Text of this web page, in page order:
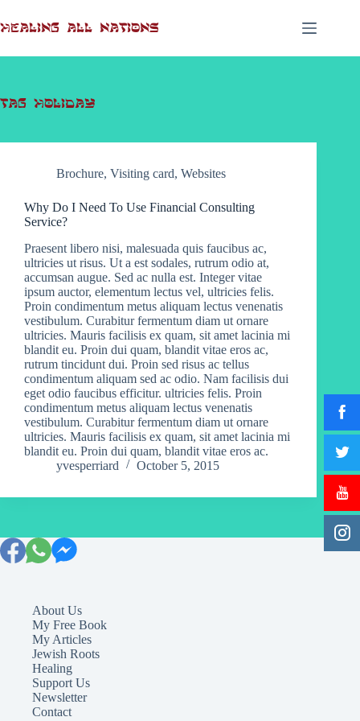
to
content
Healing All Nations
Tag Holiday
Brochure, Visiting card, Websites
Why Do I Need To Use Financial Consulting
Service?
Praesent libero nisi, malesuada quis faucibus ac,
ultricies ut risus. Ut a est sodales, rutrum odio at,
accumsan augue. Sed ac nulla est. Integer vitae
ipsum auctor, elementum lectus vel, ultricies felis.
Proin condimentum metus aliquam lectus venenatis
vestibulum. Curabitur fermentum diam ut ornare
ultricies. Mauris facilisis ex quam, sit amet lacinia mi
blandit eu. Proin dui quam, blandit vitae eros ac,
rutrum tincidunt dui. Proin sed risus ac tellus
condimentum aliquam sed ac odio. Nam facilisis dui
eget odio faucibus efficitur. ultricies felis. Proin
condimentum metus aliquam lectus venenatis
vestibulum. Curabitur fermentum diam ut ornare
ultricies. Mauris facilisis ex quam, sit amet lacinia mi
blandit eu. Proin dui quam, blandit vitae eros ac.
yvesperriard
October 5, 2015
About Us
My Free Book
My Articles
Jewish Roots
Healing
Support Us
Newsletter
Contact